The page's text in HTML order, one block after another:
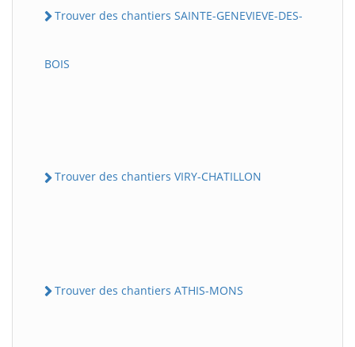
Trouver des chantiers SAINTE-GENEVIEVE-DES-
BOIS
Trouver des chantiers VIRY-CHATILLON
Trouver des chantiers ATHIS-MONS